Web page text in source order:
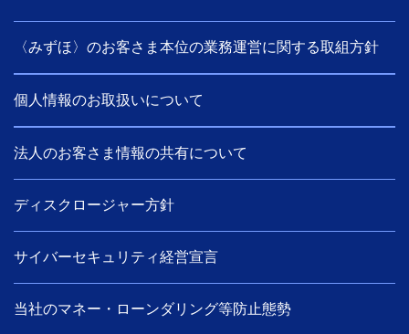
〈みずほ〉のお客さま本位の業務運営に関する取組方針
個人情報のお取扱いについて
法人のお客さま情報の共有について
ディスクロージャー方針
サイバーセキュリティ経営宣言
当社のマネー・ローンダリング等防止態勢